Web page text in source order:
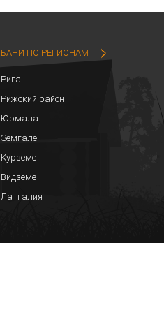
БАНИ ПО РЕГИОНАМ
Рига
Рижский район
Юрмала
Земгале
Курземе
Видземе
Латгалия